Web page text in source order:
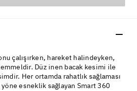
çalışırken, hareket halindeyken,
Düz inen bacak kesimi ile
Her ortamda rahatlık sağlaması
esneklik sağlayan Smart 360